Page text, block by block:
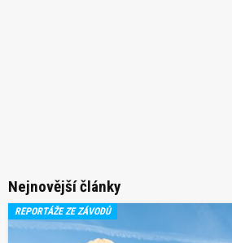
Nejnovější články
REPORTÁŽE ZE ZÁVODŮ